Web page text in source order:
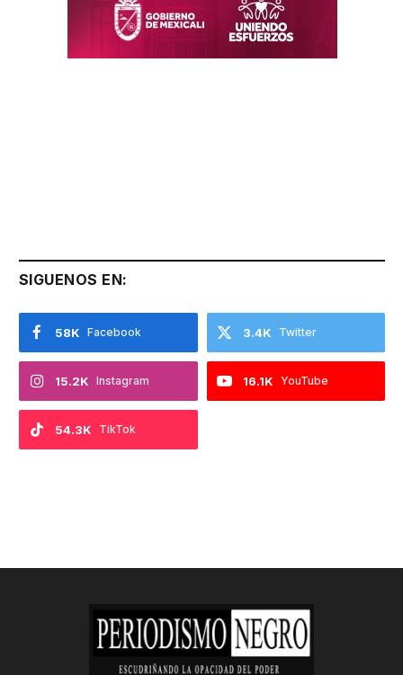
SIGUENOS EN:
Facebook
58K Twitter
3.4K
Instagram
15.2K YouTube
16.1K
TikTok
54.3K